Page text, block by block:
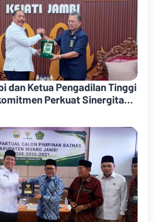
dan Ketua Pengadilan Tinggi
Perkuat Sinergitas